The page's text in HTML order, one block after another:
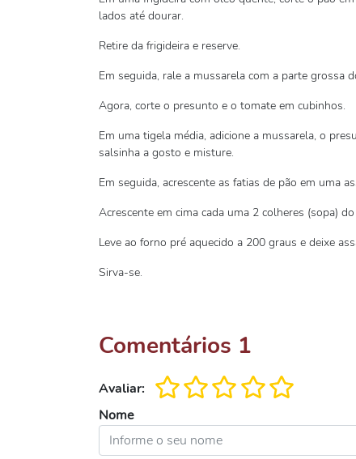
lados até dourar.
Retire da frigideira e reserve.
Em seguida, rale a mussarela com a parte grossa
Agora, corte o presunto e o tomate em cubinhos.
Em uma tigela média, adicione a mussarela, o
salsinha a gosto e misture.
Em seguida, acrescente as fatias de pão em uma
Acrescente em cima cada uma 2 colheres (sopa)
Leve ao forno pré aquecido a 200 graus e deixe
Sirva-se.
Comentários 1
Avaliar:
Nome